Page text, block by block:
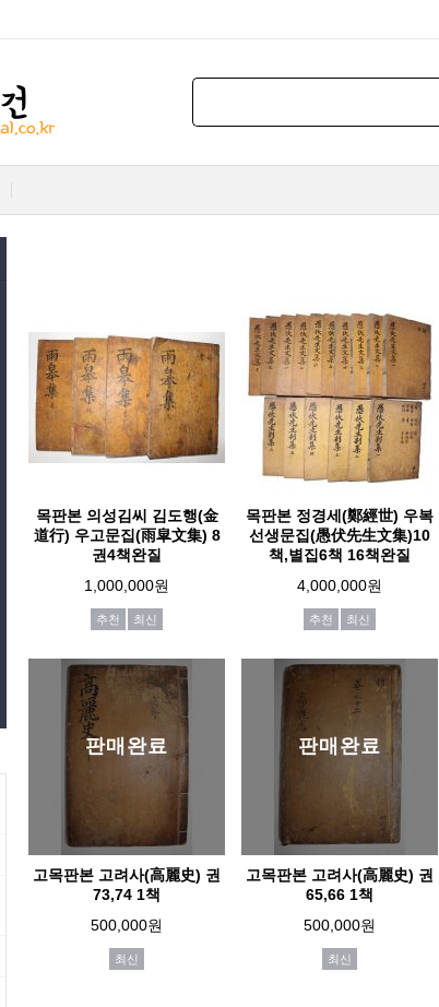
목판본 의성김씨 김도행(金
道行) 우고문집(雨皐文集) 8
권4책완질
1,000,000원
추천 최신
목판본 정경세(鄭經世) 우복
선생문집(愚伏先生文集)10
책,별집6책 16책완질
4,000,000원
추천 최신
판매완료
고목판본 고려사(高麗史) 권
73,74 1책
500,000원
최신
판매완료
고목판본 고려사(高麗史) 권
65,66 1책
500,000원
최신